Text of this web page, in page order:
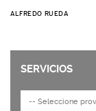
ALFREDO RUEDA